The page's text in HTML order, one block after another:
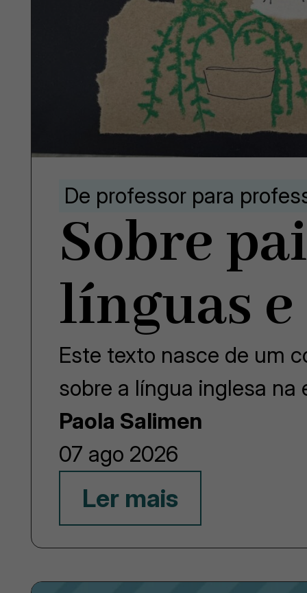
De professor para
Sobre
línguas
Este texto nasce de um
sobre a língua inglesa na
Paola Salimen
07 ago 2026
Ler mais